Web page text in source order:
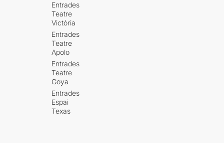
Entrades
Teatre
Victòria
Entrades
Teatre
Apolo
Entrades
Teatre
Goya
Entrades
Espai
Texas